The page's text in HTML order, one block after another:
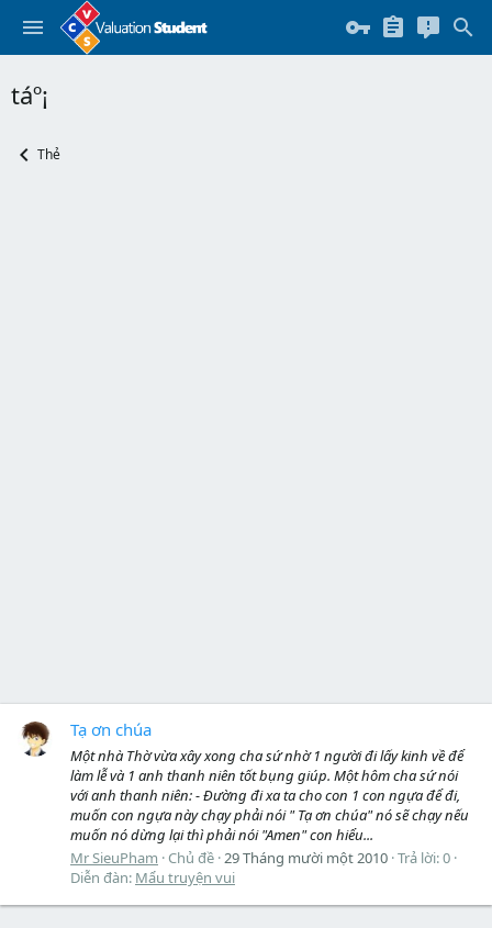
táº¡
Thẻ
Tạ ơn chúa
Một nhà Thờ vừa xây xong cha sứ nhờ 1 người đi lấy kinh về để
làm lễ và 1 anh thanh niên tốt bụng giúp. Một hôm cha sứ nói
với anh thanh niên: - Đường đi xa ta cho con 1 con ngựa để đi,
muốn con ngựa này chạy phải nói " Tạ ơn chúa" nó sẽ chạy nếu
muốn nó dừng lại thì phải nói "Amen" con hiểu...
Mr SieuPham Chủ đề 29 Tháng mười một 2010 Trả lời: 0
Diễn đàn: Mẩu truyện vui